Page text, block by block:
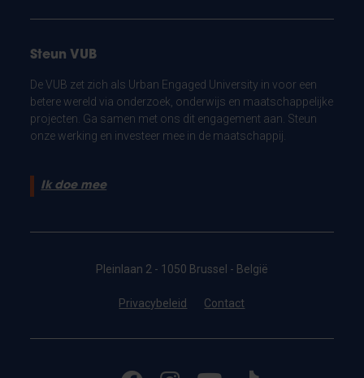
Steun VUB
De VUB zet zich als Urban Engaged University in voor een
betere wereld via onderzoek, onderwijs en maatschappelijke
projecten. Ga samen met ons dit engagement aan. Steun
onze werking en investeer mee in de maatschappij.
Ik doe mee
Pleinlaan 2 - 1050 Brussel - België
Privacybeleid Contact